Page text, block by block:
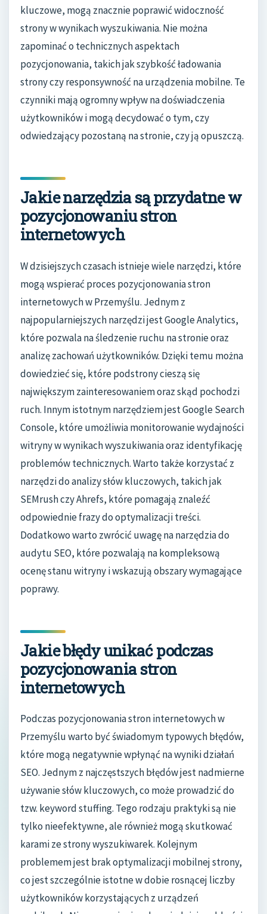
kluczowe, mogą znacznie poprawić widoczność
strony w wynikach wyszukiwania. Nie można
zapominać o technicznych aspektach
pozycjonowania, takich jak szybkość ładowania
strony czy responsywność na urządzenia mobilne. Te
czynniki mają ogromny wpływ na doświadczenia
użytkowników i mogą decydować o tym, czy
odwiedzający pozostaną na stronie, czy ją opuszczą.
Jakie narzędzia są przydatne w
pozycjonowaniu stron
internetowych
W dzisiejszych czasach istnieje wiele narzędzi, które
mogą wspierać proces pozycjonowania stron
internetowych w Przemyślu. Jednym z
najpopularniejszych narzędzi jest Google Analytics,
które pozwala na śledzenie ruchu na stronie oraz
analizę zachowań użytkowników. Dzięki temu można
dowiedzieć się, które podstrony cieszą się
największym zainteresowaniem oraz skąd pochodzi
ruch. Innym istotnym narzędziem jest Google Search
Console, które umożliwia monitorowanie wydajności
witryny w wynikach wyszukiwania oraz identyfikację
problemów technicznych. Warto także korzystać z
narzędzi do analizy słów kluczowych, takich jak
SEMrush czy Ahrefs, które pomagają znaleźć
odpowiednie frazy do optymalizacji treści.
Dodatkowo warto zwrócić uwagę na narzędzia do
audytu SEO, które pozwalają na kompleksową
ocenę stanu witryny i wskazują obszary wymagające
poprawy.
Jakie błędy unikać podczas
pozycjonowania stron
internetowych
Podczas pozycjonowania stron internetowych w
Przemyślu warto być świadomym typowych błędów,
które mogą negatywnie wpłynąć na wyniki działań
SEO. Jednym z najczęstszych błędów jest nadmierne
używanie słów kluczowych, co może prowadzić do
tzw. keyword stuffing. Tego rodzaju praktyki są nie
tylko nieefektywne, ale również mogą skutkować
karami ze strony wyszukiwarek. Kolejnym
problemem jest brak optymalizacji mobilnej strony,
co jest szczególnie istotne w dobie rosnącej liczby
użytkowników korzystających z urządzeń